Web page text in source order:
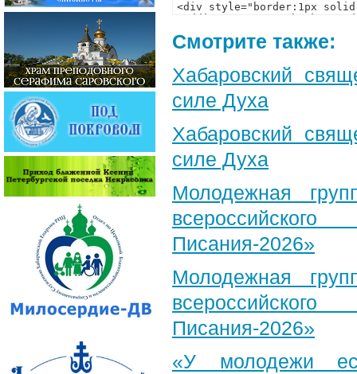
Смотрите также:
Хабаровский
силе Духа
Хабаровский
силе Духа
Молодежная
Писания-2026»
Молодежная
Писания-2026»
«У молодежи